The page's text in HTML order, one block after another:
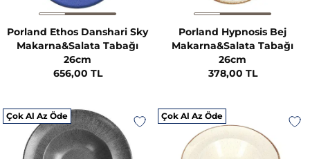
Porland Ethos Danshari Sky
Makarna&Salata Tabağı
26cm
656,00 TL
Porland Hypnosis Bej
Makarna&Salata Tabağı
26cm
378,00 TL
Çok Al Az Öde Çok Al Az Öde